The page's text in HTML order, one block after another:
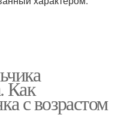
Как
с возрастом